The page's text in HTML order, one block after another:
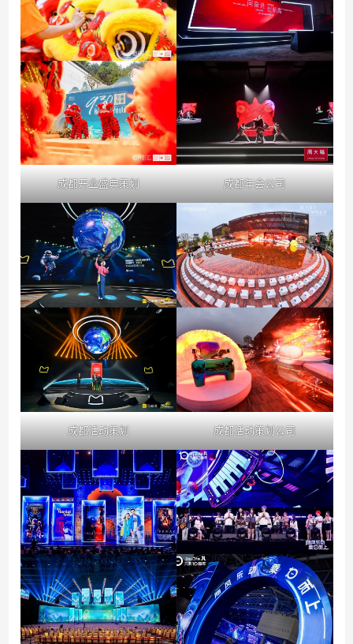
成都开业盛典策划 成都年会公司
成都活动策划 成都活动策划公司